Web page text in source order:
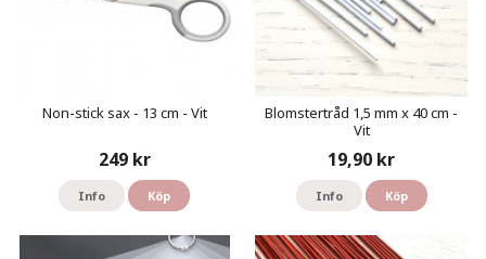
Non-stick sax - 13 cm - Vit
249 kr
Info Köp
Blomstertråd 1,5 mm x 40 cm -
Vit
19,90 kr
Info Köp